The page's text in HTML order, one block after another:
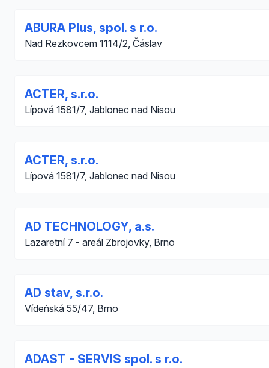
ABURA Plus, spol. s r.o.
Nad Rezkovcem 1114/2, Čáslav
ACTER, s.r.o.
Lípová 1581/7, Jablonec nad Nisou
ACTER, s.r.o.
Lípová 1581/7, Jablonec nad Nisou
AD TECHNOLOGY, a.s.
Lazaretní 7 - areál Zbrojovky, Brno
AD stav, s.r.o.
Vídeňská 55/47, Brno
ADAST - SERVIS spol. s r.o.